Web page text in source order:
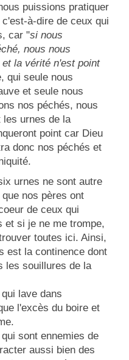
puissions pratiquer
à-dire de ceux qui
car "si nous
nous nous
la vérité n'est point
qui seule nous
et seule nous
nos péchés, nous
urnes de la
point car Dieu
donc nos péchés et
urnes ne sont autre
nos pères ont
de ceux qui
et si je ne me trompe,
toutes ici. Ainsi,
est la continence dont
les souillures de la
lave dans
l'excès du boire et
sont ennemies de
aussi bien des